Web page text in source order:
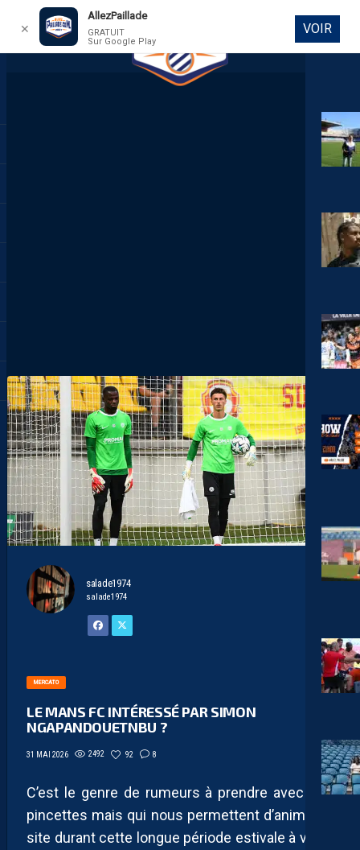
DIRECT
salade1974
salade1974
MERCATO
LE MANS FC INTÉRESSÉ PAR SIMON
NGAPANDOUETNBU ?
31 MAI 2026 2492 92 8
C’est le genre de rumeurs à prendre avec des
pincettes mais qui nous permettent d’animer le
site durant cette longue période estivale à venir.
✕
AllezPaillade
GRATUIT
Sur Google Play
VOIR